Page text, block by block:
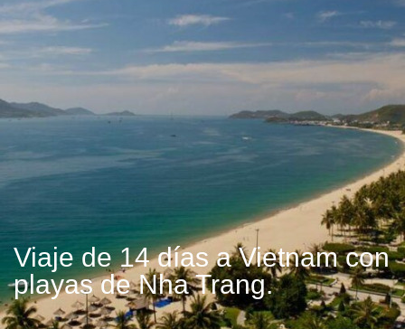
Viaje de 14 días a Vietnam con
playas de Nha Trang.